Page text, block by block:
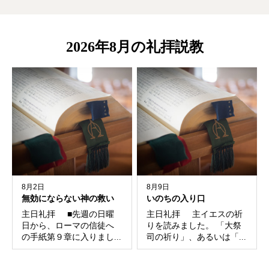
2026年8月の礼拝説教
8月2日
無効にならない神の救い
主日礼拝 ■先週の日曜
日から、ローマの信徒へ
の手紙第９章に入りまし...
8月9日
いのちの入り口
主日礼拝 主イエスの祈
りを読みました。 「大祭
司の祈り」、あるいは「...